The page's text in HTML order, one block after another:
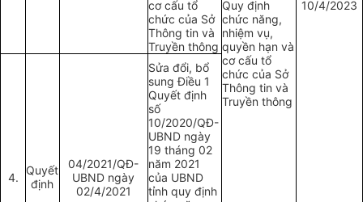
Quy định
chức năng,
nhiệm vụ,
quyền hạn và
cơ cấu tổ
chức của Sở
Thông tin và
Truyền thông
10/4/2023
cơ cấu tổ
chức của Sở
Thông tin và
Truyền thông
4.
Quyết
định
04/2021/QĐ-
UBND ngày
02/4/2021
Sửa đổi, bổ
sung Điều 1
Quyết định
số
10/2020/QĐ-
UBND ngày
19 tháng 02
năm 2021
của UBND
tỉnh quy định